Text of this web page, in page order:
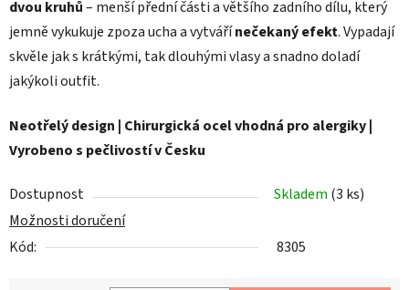
dvou kruhů– menší přední části a většího zadního dílu, který
jemně vykukuje zpoza ucha a vytvářínečekaný efekt. Vypadají
skvěle jak s krátkými, tak dlouhými vlasy a snadno doladí
jakýkoli outfit.
Neotřelý design | Chirurgická ocel vhodná pro alergiky |
Vyrobeno s pečlivostí v Česku
Dostupnost Skladem (3 ks)
Možnosti doručení
Kód:
8305